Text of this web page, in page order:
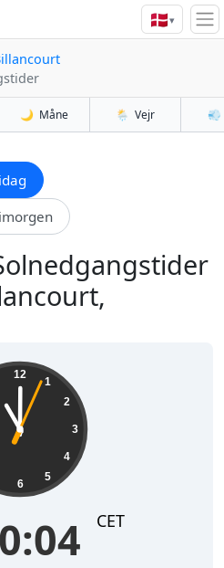
🇩🇰▾
🌙 Måne 🌦️ Vejr 💨
12
1
2
3
4
5
6
CET